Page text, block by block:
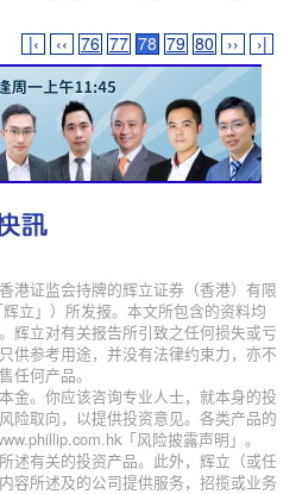
|‹ ‹‹ 76 77 78 79 80 ›› ›|
港证监会持牌的辉立证券（香港）有限
立」）所发报。本文所包含的资料均
辉立对有关报告所引致之任何损失或亏
供参考用途，并没有法律约束力，亦不
任何产品。
金。你应该咨询专业人士，就本身的投
险取向，以提供投资意见。各类产品的
「风险披露声明」。
述有关的投资产品。此外，辉立（或任
容所述及的公司提供服务，招揽或业务